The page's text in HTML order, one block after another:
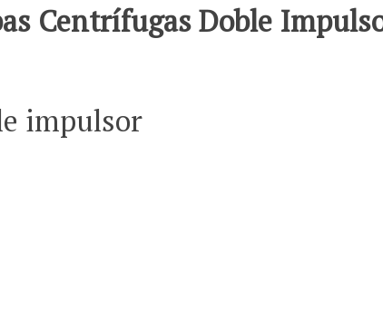
Centrífugas Doble
impulsor